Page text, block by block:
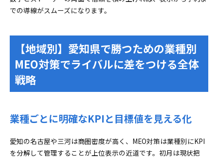
での導線がスムーズになります。
【地域別】愛知県で勝つための業種別
MEO対策でライバルに差をつける全体
戦略
業種ごとに明確なKPIと目標値を見える化
愛知の名古屋や三河は商圏密度が高く、MEO対策は業種別にKPI
を分解して管理することが上位表示の近道です。初月は現状把